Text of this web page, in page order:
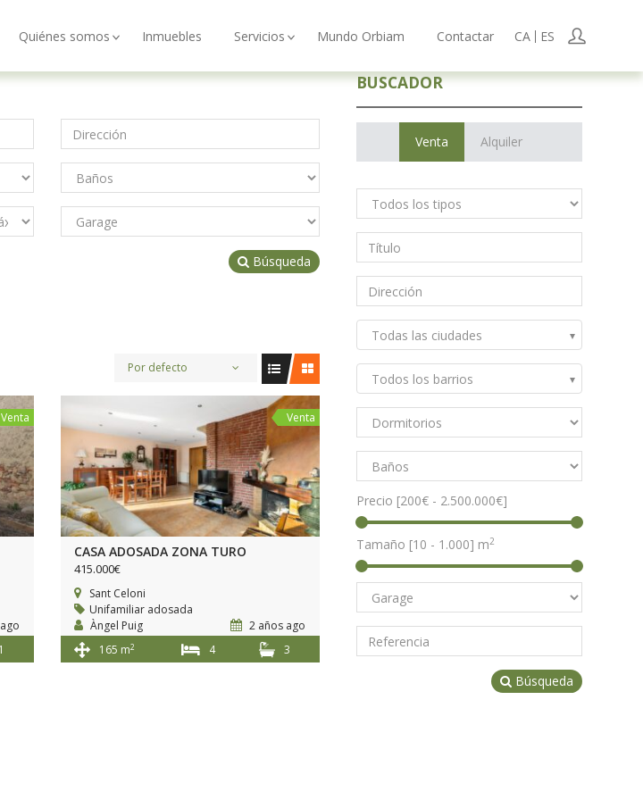
Quiénes somos Inmuebles Servicios Mundo Orbiam Contactar CA ES
Búsqueda
Por defecto
Venta
1
Venta
CASA ADOSADA ZONA TURO
415.000€
Sant Celoni
Unifamiliar adosada
Àngel Puig
2 años ago
165 m2 4 3
BUSCADOR
Venta Alquiler
Todas las ciudades
Todos los barrios
Precio [200€- 2.500.000€]
Tamaño [10 - 1.000] m2
Búsqueda